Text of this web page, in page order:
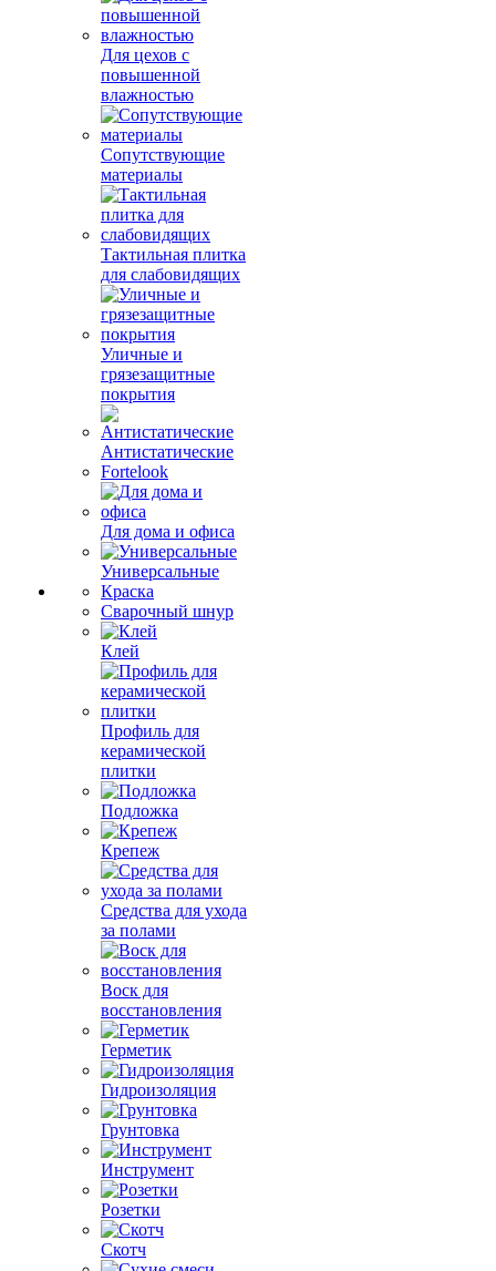
Для цехов с
повышенной
влажностью
Сопутствующие
материалы
Тактильная плитка
для слабовидящих
Уличные и
грязезащитные
покрытия
Антистатические
Fortelook
Для дома и офиса
Универсальные
Краска
Сварочный шнур
Клей
Профиль для
керамической
плитки
Подложка
Крепеж
Средства для ухода
за полами
Воск для
восстановления
Герметик
Гидроизоляция
Грунтовка
Инструмент
Розетки
Скотч